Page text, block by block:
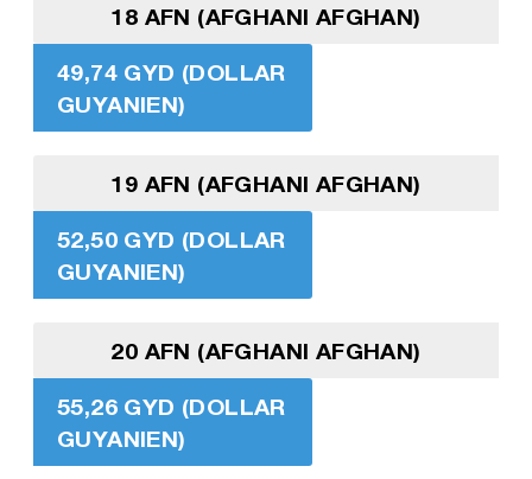
18 AFN (AFGHANI AFGHAN)
49,74 GYD (DOLLAR
GUYANIEN)
19 AFN (AFGHANI AFGHAN)
52,50 GYD (DOLLAR
GUYANIEN)
20 AFN (AFGHANI AFGHAN)
55,26 GYD (DOLLAR
GUYANIEN)